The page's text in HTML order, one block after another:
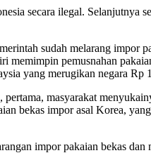
secara ilegal. Selanjutnya
sudah melarang impor
memimpin pemusnahan
yang merugikan negara Rp
masyarakat
bekas impor asal Korea,
impor pakaian bekas dan